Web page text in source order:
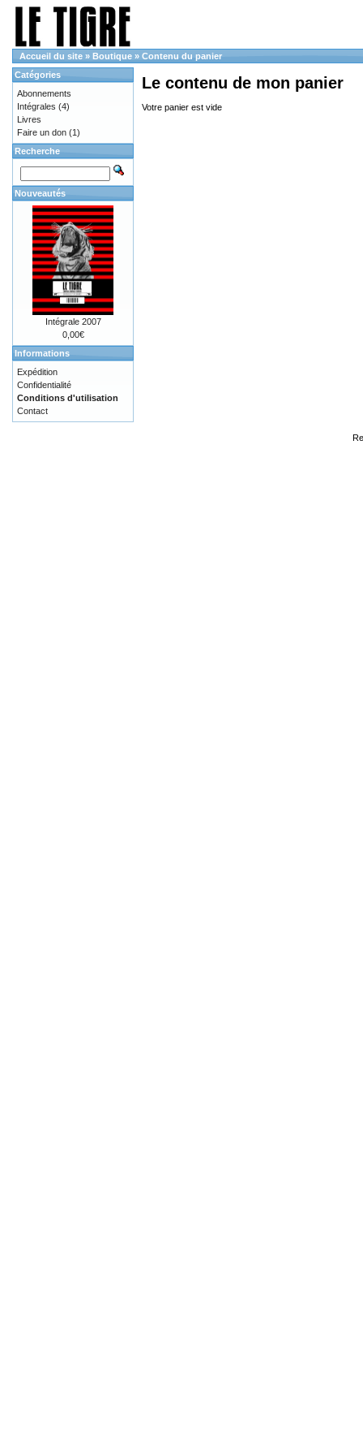
Accueil du site » Boutique » Contenu du panier
Le contenu de mon panier
Votre panier est vide
Catégories
Abonnements
Intégrales (4)
Livres
Faire un don (1)
Recherche
Nouveautés
Intégrale 2007
0,00€
Informations
Expédition
Confidentialité
Conditions d'utilisation
Contact